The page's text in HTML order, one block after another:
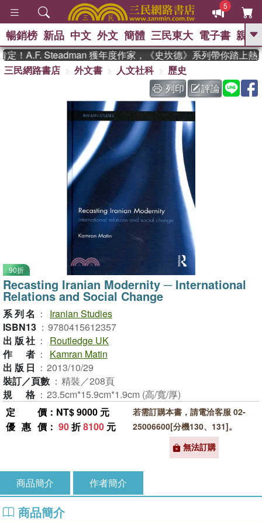
5
GO
熱搜： 東野圭吾 、
The Odyssey 、 父親節 、 如果歷
史是一群喵 、 暑期推薦 、 國際布克
獎 臺灣漫遊錄 、 方念華
登輝時代 、 數學女孩：黎曼猜想
偉大的迷走神經
暢銷榜 新品 中文 外文 簡體 三民東大 電子書 親子
！A.F. Steadman 獲年度作家，《史坎德》系列帶你踏上熱血
三民網路書店
外文書 人文社科
歷史
列印
評論
90折
Recasting Iranian Modernity ─ International
Relations and Social Change
系列名 ：
Iranian Studies
ISBN13 ： 9780415612357
出版社 ：
Routledge UK
作者 ：
Kamran Matin
出版日 ： 2013/10/29
裝訂／頁數 ： 精裝／208頁
規格 ： 23.5cm*15.9cm*1.9cm (高/寬/厚)
定價 ：NT$ 9000 元
優惠價 ： 90折8100 元
若需訂購本書，請電洽客服 02-
25006600[分機130、131]。
無法訂購
商品簡介 作者簡介
商品簡介